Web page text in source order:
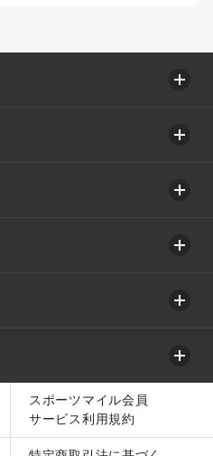
スポーツマイル会員
サービス利用規約